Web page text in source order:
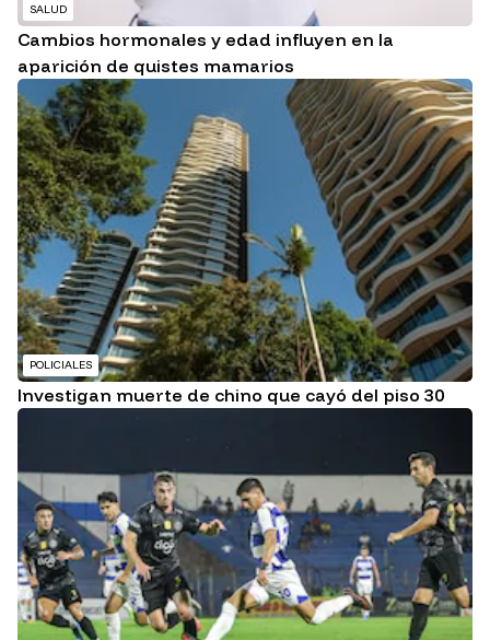
SALUD
Cambios hormonales y edad influyen en la
aparición de quistes mamarios
POLICIALES
Investigan muerte de chino que cayó del piso 30